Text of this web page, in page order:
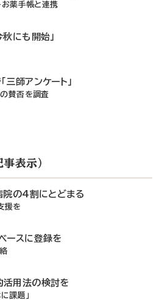
薬手帳と連携
秋にも開始」
三師アンケート」
賛否を調査
表示）
院の4割にとどまる
援を
ースに登録を
活用法の検討を
課題」